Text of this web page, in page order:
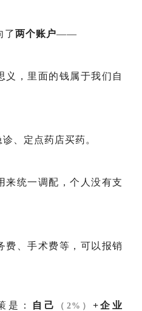
了两个账户——
义，里面的钱属于我们自
、定点药店买药。
来统一调配，个人没有支
费、手术费等，可以报销
是： 自己 （2%） +企业